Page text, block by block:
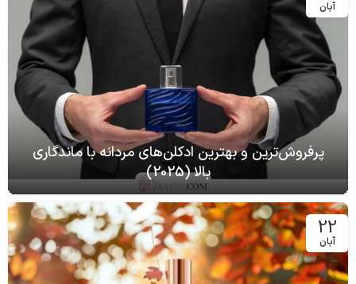
آبان
پرفروش‌ترین و بهترین ادکلن‌های مردانه با ماندگاری
بالا (2025)
22
آبان